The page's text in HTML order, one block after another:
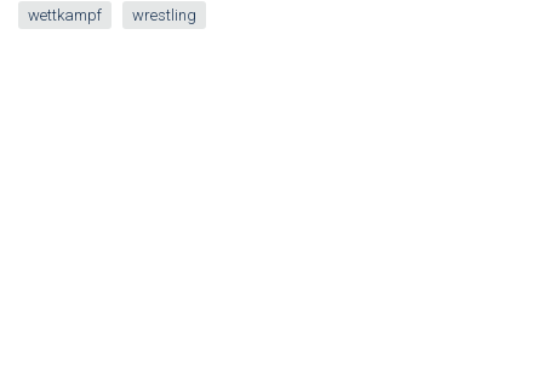
wettkampf wrestling